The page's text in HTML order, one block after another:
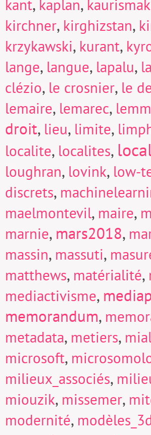
kant, kaplan,
kirchner, kirghizstan,
krzykawski, kurant,
lange, langue, lapalu,
clézio, le crosnier, le
lemaire, lemarec,
droit, lieu, limite,
localite, localites,
loughran, lovink, low-
discrets,
maelmontevil, maire,
marnie, mars2018,
massin, massuti,
matthews, matérialité,
mediactivisme,
memorandum,
metadata, metiers,
microsoft,
milieux_associés,
miouzik, missemer,
modernité,